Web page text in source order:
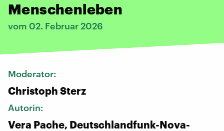
Menschenleben
vom 02. Februar 2026
Moderator:
Christoph Sterz
Autorin:
Vera Pache, Deutschlandfunk-Nova-